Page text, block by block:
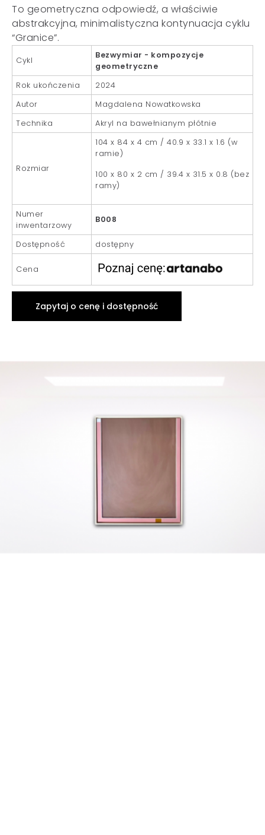
To geometryczna odpowiedź, a właściwie
abstrakcyjna, minimalistyczna kontynuacja cyklu
“Granice”.
Cykl
Bezwymiar - kompozycje
geometryczne
Rok ukończenia
2024
Autor
Magdalena Nowatkowska
Technika
Akryl na bawełnianym płótnie
Rozmiar
104 x 84 x 4 cm / 40.9 x 33.1 x 1.6 (w
ramie)
100 x 80 x 2 cm / 39.4 x 31.5 x 0.8 (bez
ramy)
Numer
inwentarzowy
B008
Dostępność dostępny
Cena
Zapytaj o cenę i dostępność